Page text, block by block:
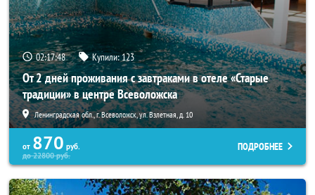
02:17:46 Купили:123
От 2 дней проживания с завтраками в отеле «Старые
традиции» в центре Всеволожска
Ленинградская обл., г. Всеволожск, ул. Взлетная, д. 10
от 870 руб.
до22800руб.
ПОДРОБНЕЕ